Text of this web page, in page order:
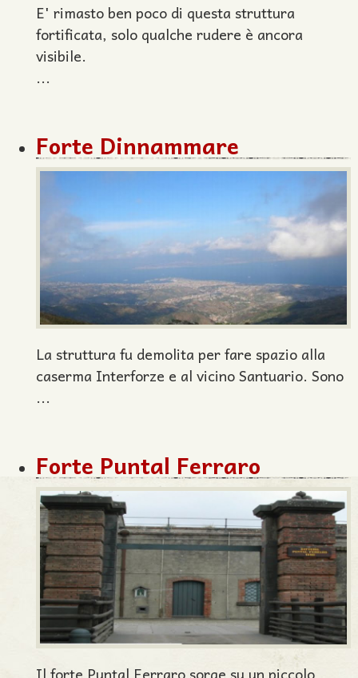
E' rimasto ben poco di questa struttura
fortificata, solo qualche rudere è ancora
visibile.
...
Forte Dinnammare
La struttura fu demolita per fare spazio alla
caserma Interforze e al vicino Santuario. Sono
...
Forte Puntal Ferraro